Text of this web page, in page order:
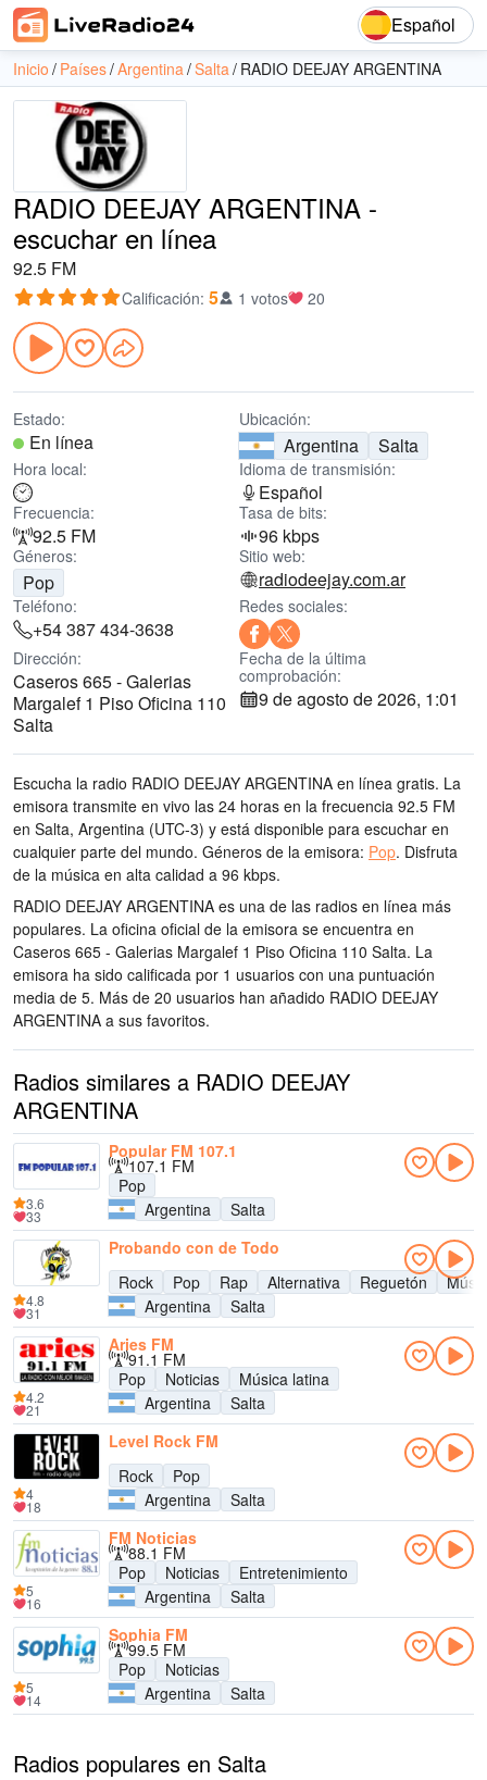
Español
Inicio Países Argentina Salta RADIO DEEJAY ARGENTINA
RADIO DEEJAY ARGENTINA -
escuchar en línea
92.5 FM
Calificación: 5 1 votos 20
Estado:
En línea
Ubicación:
Argentina Salta
Hora local: Idioma de transmisión:
Español
Frecuencia:
92.5 FM
Tasa de bits:
96 kbps
Géneros:
Pop
Sitio web:
radiodeejay.com.ar
Teléfono:
+54 387 434-3638
Redes sociales:
Dirección:
Caseros 665 - Galerias
Margalef 1 Piso Oficina 110
Salta
Fecha de la última
comprobación:
9 de agosto de 2026, 1:01
Escucha la radio RADIO DEEJAY ARGENTINA en línea gratis. La
emisora transmite en vivo las 24 horas en la frecuencia 92.5 FM
en Salta, Argentina (UTC-3) y está disponible para escuchar en
cualquier parte del mundo. Géneros de la emisora: Pop. Disfruta
de la música en alta calidad a 96 kbps.
RADIO DEEJAY ARGENTINA es una de las radios en línea más
populares. La oficina oficial de la emisora se encuentra en
Caseros 665 - Galerias Margalef 1 Piso Oficina 110 Salta. La
emisora ha sido calificada por 1 usuarios con una puntuación
media de 5. Más de 20 usuarios han añadido RADIO DEEJAY
ARGENTINA a sus favoritos.
Radios similares a RADIO DEEJAY
ARGENTINA
Popular FM 107.1
107.1 FM
Pop
Argentina
Salta
3.6
33
Probando con de Todo
Rock
Pop Rap Alternativa Reguetón
Argentina
Salta
4.8
31
Aries FM
91.1 FM
Pop
Noticias
Música latina
Argentina
Salta
4.2
21
Level Rock FM
Rock
Pop
Argentina
Salta
4
18
FM Noticias
88.1 FM
Pop
Noticias
Entretenimiento
Argentina
Salta
5
16
Sophia FM
99.5 FM
Pop
Noticias
Argentina
Salta
5
14
Radios populares en Salta